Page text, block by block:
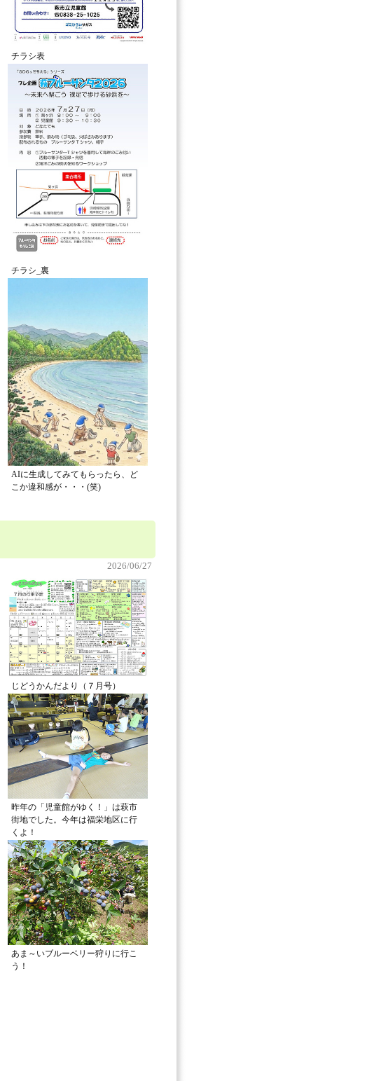
チラシ表
チラシ_裏
AIに生成してみてもらったら、ど
こか違和感が・・・(笑)
2026/06/27
じどうかんだより（７月号）
昨年の「児童館がゆく！」は萩市
街地でした。今年は福栄地区に行
くよ！
あま～いブルーベリー狩りに行こ
う！